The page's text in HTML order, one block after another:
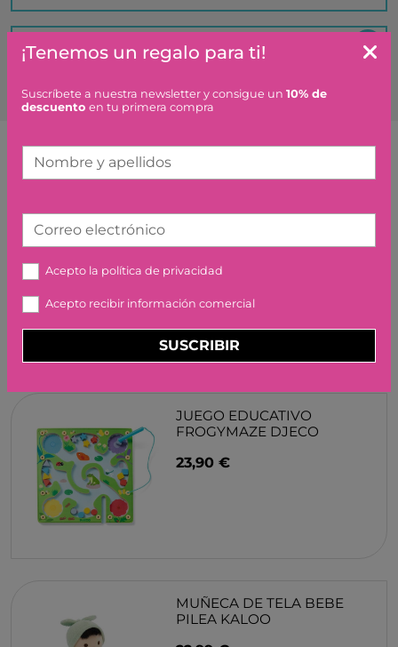
Es un regalo ¿hacéis algo especial?
Artículos similares o que combinan
ESPEJO BABY FLOWER
JUEGO EDUCATIVO
FROGYMAZE DJECO
23,90 €
MUÑECA DE TELA BEBE
PILEA KALOO
¡Tenemos un regalo para ti!
Suscríbete a nuestra newsletter y consigue un 10% de
descuento en tu primera compra
Nombre y apellidos
Correo electrónico
Acepto la política de privacidad
Acepto recibir información comercial
SUSCRIBIR